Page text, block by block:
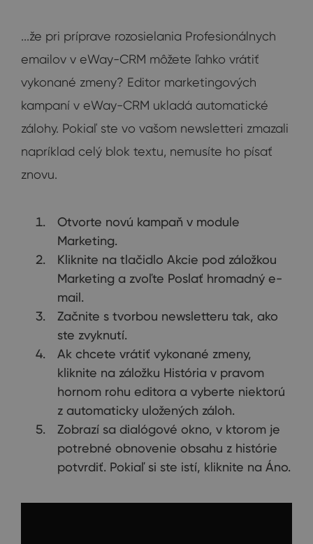
...že pri príprave rozosielania Profesionálnych
emailov v eWay-CRM môžete ľahko vrátiť
vykonané zmeny? Editor marketingových
kampaní v eWay-CRM ukladá automatické
zálohy. Pokiaľ ste vo vašom newsletteri zmazali
napríklad celý blok textu, nemusíte ho písať
znovu.
Otvorte novú kampaň v module
Marketing.
Kliknite na tlačidlo Akcie pod záložkou
Marketing a zvoľte Poslať hromadný e-
mail.
Začnite s tvorbou newsletteru tak, ako
ste zvyknutí.
Ak chcete vrátiť vykonané zmeny,
kliknite na záložku História v pravom
hornom rohu editora a vyberte niektorú
z automaticky uložených záloh.
Zobrazí sa dialógové okno, v ktorom je
potrebné obnovenie obsahu z histórie
potvrdiť. Pokiaľ si ste istí, kliknite na Áno.